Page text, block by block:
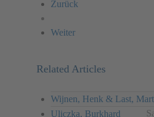
Zurück
Weiter
Related Articles
Wijnen, Henk & Last,
Uliczka, Burkhard